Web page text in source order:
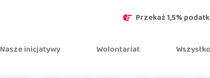
Przekaż 1,5%
Nasze inicjatywy Wolontariat